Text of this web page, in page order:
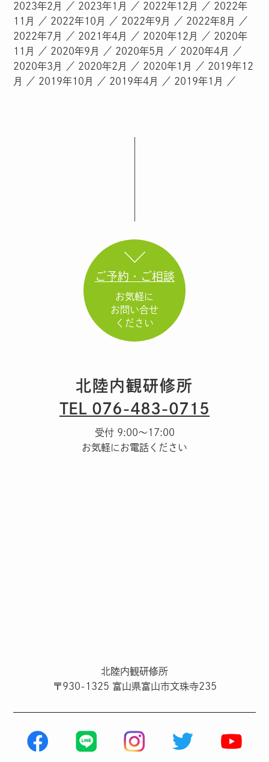
2023年2月
2023年1月 2022年12月
2022年
11月
2022年10月 2022年9月
2022年8月
2022年7月
2021年4月 2020年12月
2020年
11月
2020年9月 2020年5月
2020年4月
2020年3月
2020年2月 2020年1月
2019年12
月
2019年10月 2019年4月 2019年1月
ご予約・ご相談
お気軽に
お問い合せ
ください
北陸内観研修所
TEL 076-483-0715
受付 9:00～17:00
お気軽にお電話ください
北陸内観研修所
〒930-1325 富山県富山市文珠寺235